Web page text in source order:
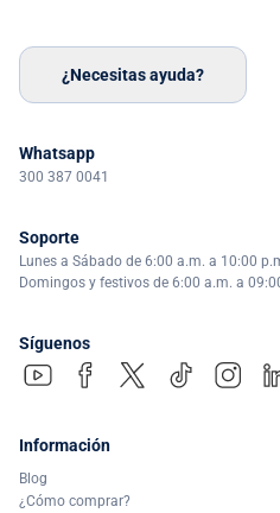
¿Necesitas ayuda?
Whatsapp
300 387 0041
Soporte
Lunes a Sábado de 6:00 a.m. a 10:00
Domingos y festivos de 6:00 a.m. a
Síguenos
Información
Blog
¿Cómo comprar?